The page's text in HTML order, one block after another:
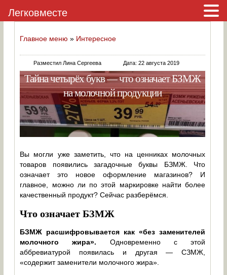
Главное меню » Интересное
Разместил Лина Сергеева Дата: 22 августа 2019
Тайна четырёх букв — что означает БЗМЖ
на молочной продукции
Вы могли уже заметить, что на ценниках молочных
товаров появились загадочные буквы БЗМЖ. Что
означает это новое оформление магазинов? И
главное, можно ли по этой маркировке найти более
качественный продукт? Сейчас разберёмся.
Что означает БЗМЖ
БЗМЖ расшифровывается как «без заменителей
молочного жира». Одновременно с этой
аббревиатурой появилась и другая — СЗМЖ,
«содержит заменители молочного жира».
Легковместе